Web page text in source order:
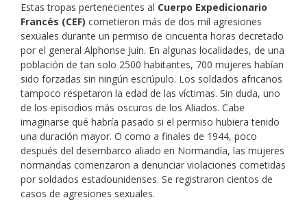
Estas tropas pertenecientes al Cuerpo Expedicionario
Francés (CEF) cometieron más de dos mil agresiones
sexuales durante un permiso de cincuenta horas decretado
por el general Alphonse Juin. En algunas localidades, de una
población de tan solo 2500 habitantes, 700 mujeres habían
sido forzadas sin ningún escrúpulo. Los soldados africanos
tampoco respetaron la edad de las víctimas. Sin duda, uno
de los episodios más oscuros de los Aliados. Cabe
imaginarse qué habría pasado si el permiso hubiera tenido
una duración mayor. O como a finales de 1944, poco
después del desembarco aliado en Normandía, las mujeres
normandas comenzaron a denunciar violaciones cometidas
por soldados estadounidenses. Se registraron cientos de
casos de agresiones sexuales.